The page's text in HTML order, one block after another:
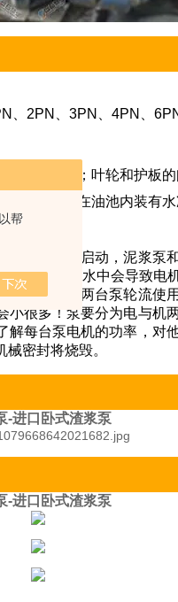
帮
、2PN、3PN、4PN、
用寿命长；叶轮和护板
及时，关在油池内装有
。
需要灌泵启动，泥浆泵
电机掉到水中会导致电
泵，最好两台泵轮流使
很多！泵要分为电与机
每台泵电机的功率，对
密封将烧毁。
-进口卧式渣浆泵
-进口卧式渣浆泵